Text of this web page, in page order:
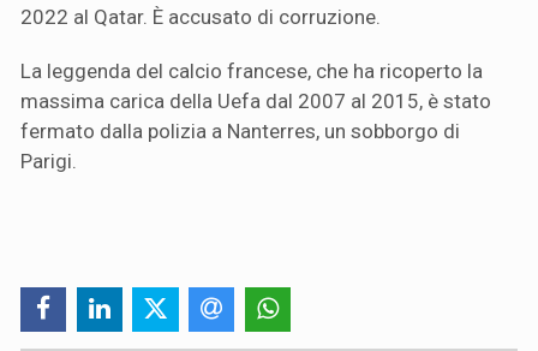
2022 al Qatar. È accusato di corruzione.
La leggenda del calcio francese, che ha ricoperto la
massima carica della Uefa dal 2007 al 2015, è stato
fermato dalla polizia a Nanterres, un sobborgo di
Parigi.